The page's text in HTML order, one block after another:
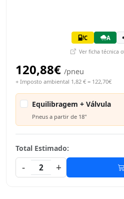
C A
Ver ficha técnica
120,88€ /pneu
+ Imposto ambiental 1,82 € = 122,70€
Equilibragem + Válvula
Pneus a partir de 18"
Total Estimado:
-
2 +